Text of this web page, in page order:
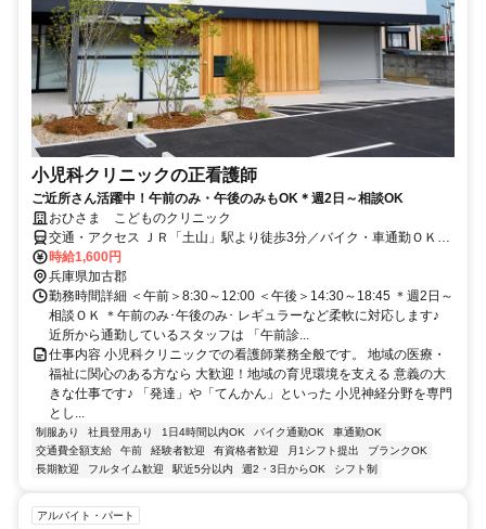
小児科クリニックの正看護師
ご近所さん活躍中！午前のみ・午後のみもOK＊週2日～相談OK
おひさま こどものクリニック
交通・アクセス ＪＲ「土山」駅より徒歩3分／バイク・車通勤ＯＫ
（駐車場無料）
時給1,600円
兵庫県加古郡
勤務時間詳細 ＜午前＞8:30～12:00 ＜午後＞14:30～18:45 ＊週2日～
相談ＯＫ ＊午前のみ･午後のみ･ レギュラーなど柔軟に対応します♪
近所から通勤しているスタッフは 「午前診...
仕事内容 小児科クリニックでの看護師業務全般です。 地域の医療・
福祉に関心のある方なら 大歓迎！地域の育児環境を支える 意義の大
きな仕事です♪ 「発達」や「てんかん」といった 小児神経分野を専門
とし...
制服あり 社員登用あり 1日4時間以内OK バイク通勤OK
車通勤OK
交通費全額支給
午前 経験者歓迎 有資格者歓迎 月1シフト提出
ブランクOK
長期歓迎
フルタイム歓迎 駅近5分以内 週2・3日からOK シフト制
アルバイト・パート